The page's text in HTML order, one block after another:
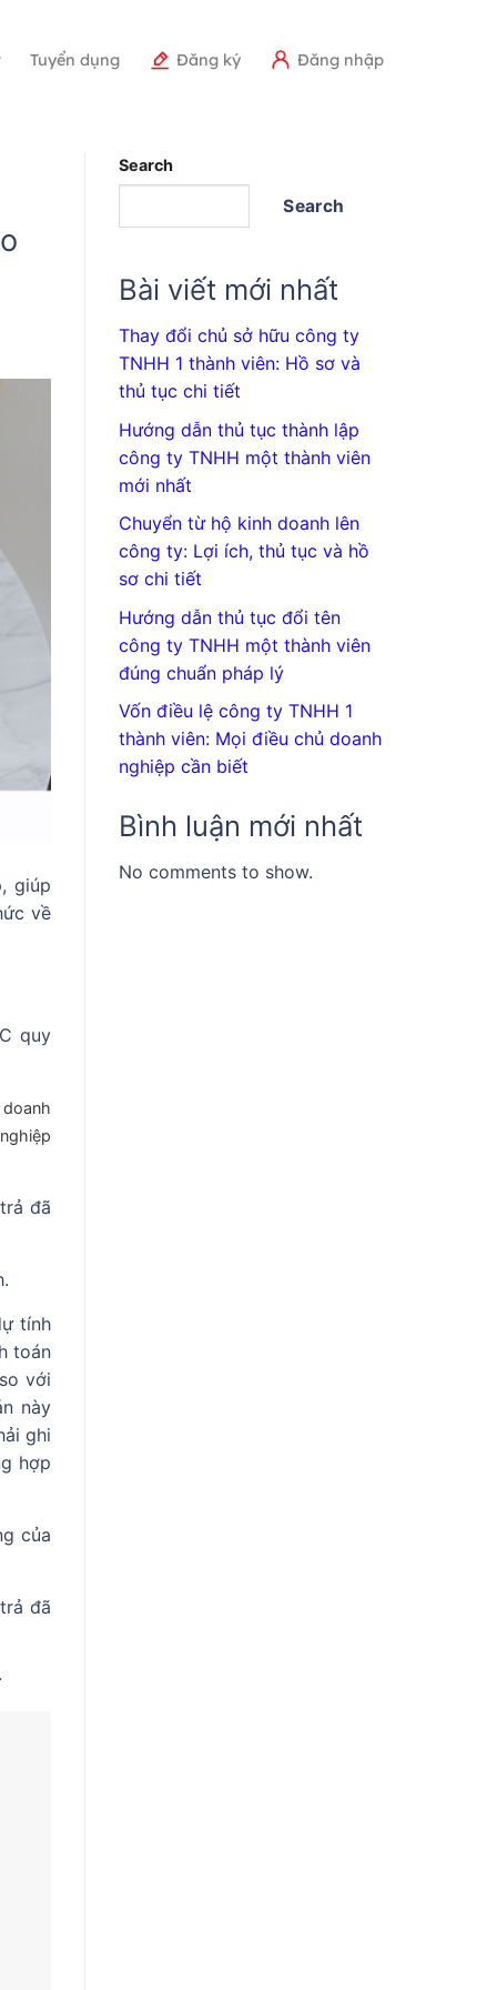
Tuyển dụng Đăng ký Đăng nhập
giúp
về
quy
đã
tính
toán
với
này
ghi
hợp
của
đã
Search
Search
Bài viết mới nhất
Thay đổi chủ sở hữu công ty
TNHH 1 thành viên: Hồ sơ và
thủ tục chi tiết
Hướng dẫn thủ tục thành lập
công ty TNHH một thành viên
mới nhất
Chuyển từ hộ kinh doanh lên
công ty: Lợi ích, thủ tục và hồ
sơ chi tiết
Hướng dẫn thủ tục đổi tên
công ty TNHH một thành viên
đúng chuẩn pháp lý
Vốn điều lệ công ty TNHH 1
thành viên: Mọi điều chủ doanh
nghiệp cần biết
Bình luận mới nhất
No comments to show.